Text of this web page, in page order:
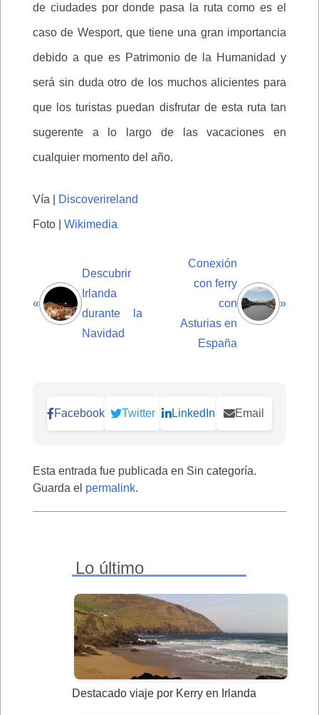
de ciudades por donde pasa la ruta como es el
caso de Wesport, que tiene una gran importancia
debido a que es Patrimonio de la Humanidad y
será sin duda otro de los muchos alicientes para
que los turistas puedan disfrutar de esta ruta tan
sugerente a lo largo de las vacaciones en
cualquier momento del año.
Vía | Discoverireland
Foto | Wikimedia
«
Descubrir
Irlanda
durante la
Navidad
Conexión
con ferry
con
Asturias en
España
»
Facebook Twitter LinkedIn Email
Esta entrada fue publicada en Sin categoría.
Guarda el permalink.
Lo último
Destacado viaje por Kerry en Irlanda